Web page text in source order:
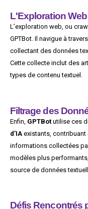
L'Exploration
L’exploration web, ou
GPTBot. Il navigue à
collectant des données
Cette collecte inclut des
types de contenu textuel.
Filtrage des
Enfin, GPTBot utilise ces
d’IA existants, contribuant
informations collectées
modèles plus
source de données
Défis Rencontrés